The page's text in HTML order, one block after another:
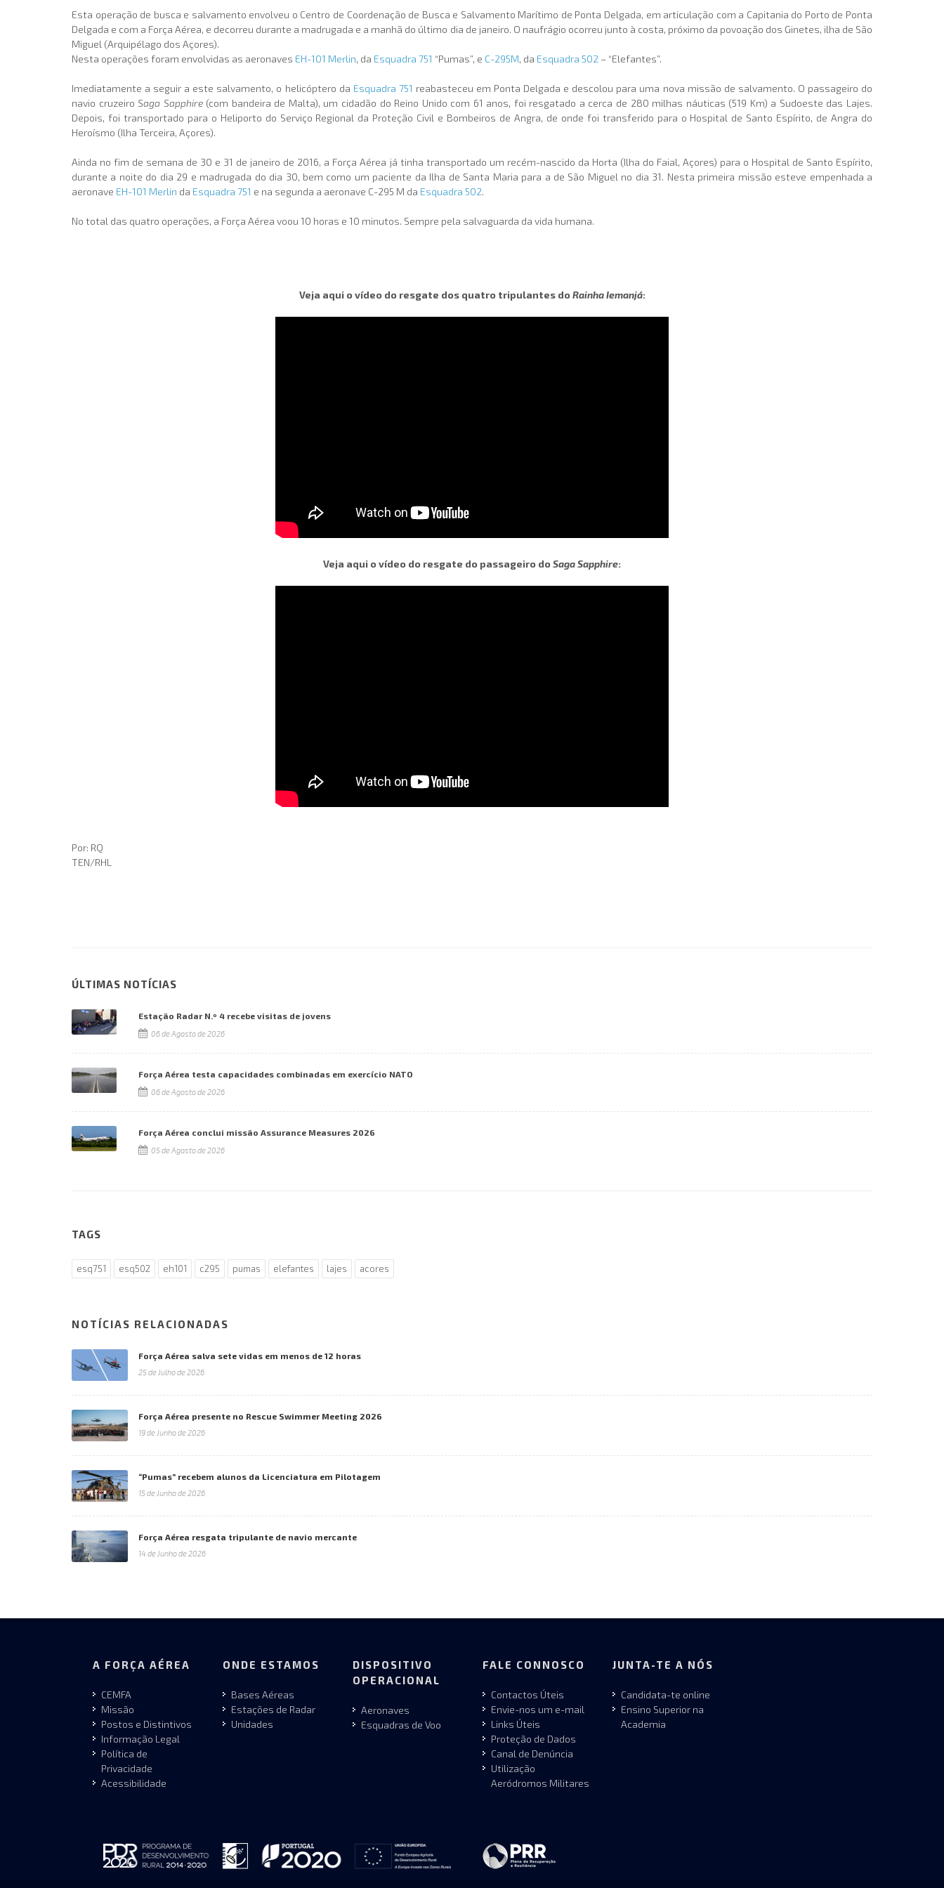
Esta operação de busca e salvamento envolveu o Centro de Coordenação de Busca e Salvamento Marítimo de Ponta Delgada, em articulação com a Capitania do Porto de Ponta
Delgada e com a Força Aérea, e decorreu durante a madrugada e a manhã do último dia de janeiro. O naufrágio ocorreu junto à costa, próximo da povoação dos Ginetes, ilha de São
Miguel (Arquipélago dos Açores).
Nesta operações foram envolvidas as aeronaves EH-101 Merlin, da Esquadra 751 “Pumas”, e C-295M, da Esquadra 502 – “Elefantes”.
Imediatamente a seguir a este salvamento, o helicóptero da Esquadra 751 reabasteceu em Ponta Delgada e descolou para uma nova missão de salvamento. O passageiro do
navio cruzeiro Saga Sapphire(com bandeira de Malta), um cidadão do Reino Unido com 61 anos, foi resgatado a cerca de 280 milhas náuticas (519 Km) a Sudoeste das Lajes.
Depois, foi transportado para o Heliporto do Serviço Regional da Proteção Civil e Bombeiros de Angra, de onde foi transferido para o Hospital de Santo Espírito, de Angra do
Heroísmo (Ilha Terceira, Açores).
Ainda no fim de semana de 30 e 31 de janeiro de 2016, a Força Aérea já tinha transportado um recém-nascido da Horta (Ilha do Faial, Açores) para o Hospital de Santo Espírito,
durante a noite do dia 29 e madrugada do dia 30, bem como um paciente da Ilha de Santa Maria para a de São Miguel no dia 31. Nesta primeira missão esteve empenhada a
aeronave EH-101 Merlin da Esquadra 751 e na segunda a aeronave C-295 M da Esquadra 502.
No total das quatro operações, a Força Aérea voou 10 horas e 10 minutos. Sempre pela salvaguarda da vida humana.
Veja aqui o vídeo do resgate dos quatro tripulantes doRainha Iemanjá:
Veja aqui o vídeo do resgate do passageiro doSaga Sapphire:
Por: RQ
TEN/RHL
ÚLTIMAS NOTÍCIAS
Estação Radar N.º 4 recebe visitas de jovens
06 de Agosto de 2026
Força Aérea testa capacidades combinadas em exercício NATO
06 de Agosto de 2026
Força Aérea conclui missão Assurance Measures 2026
05 de Agosto de 2026
TAGS
esq751 esq502 eh101 c295 pumas elefantes lajes acores
NOTÍCIAS RELACIONADAS
Força Aérea salva sete vidas em menos de 12 horas
25 de Julho de 2026
Força Aérea presente no Rescue Swimmer Meeting 2026
19 de Junho de 2026
“Pumas” recebem alunos da Licenciatura em Pilotagem
15 de Junho de 2026
Força Aérea resgata tripulante de navio mercante
14 de Junho de 2026
A FORÇA AÉREA
CEMFA
Missão
Postos e Distintivos
Informação Legal
Política de
Privacidade
Acessibilidade
ONDE ESTAMOS
Bases Aéreas
Estações de Radar
Unidades
DISPOSITIVO
OPERACIONAL
Aeronaves
Esquadras de Voo
FALE CONNOSCO
Contactos Úteis
Envie-nos um e-mail
Links Úteis
Proteção de Dados
Canal de Denúncia
Utilização
Aeródromos Militares
JUNTA-TE A NÓS
Candidata-te online
Ensino Superior na
Academia